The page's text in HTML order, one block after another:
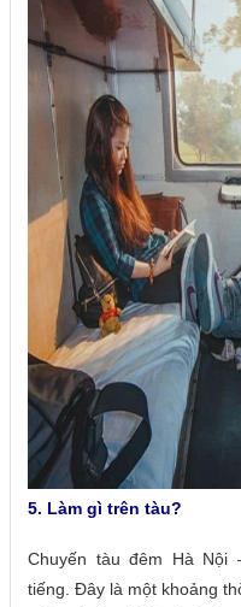
5. Làm gì trên tàu?
Chuyến tàu đêm Hà Nội
tiếng. Đây là một khoảng